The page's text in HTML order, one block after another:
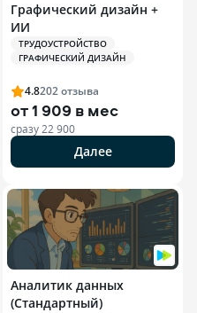
Графический дизайн +
ИИ
ТРУДОУСТРОЙСТВО
ГРАФИЧЕСКИЙ ДИЗАЙН
4.8202отзыва
от1 909 в мес
сразу 22 900
Далее
Аналитик данных
(Стандартный)